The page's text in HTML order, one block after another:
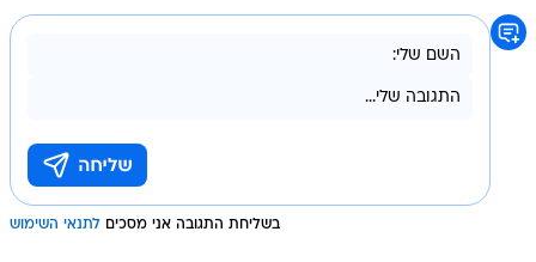
בשליחת התגובה אני מסכים לתנאי השימוש